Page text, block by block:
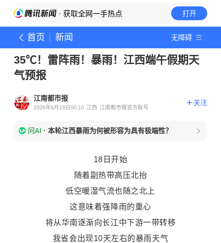
· 获取全网一手热点 打开
首页 新闻 无障碍
35℃！雷阵雨！暴雨！江西端午假期天
气预报
江南都市报
2026年6月19日00:10 江西 江南都市报官方账号
关注
问AI · 本轮江西暴雨为何被形容为具有极端性？
18日开始
随着副热带高压北抬
低空暖湿气流也随之北上
这意味着强降雨的重心
将从华南逐渐向长江中下游一带转移
我省会出现10天左右的暴雨天气